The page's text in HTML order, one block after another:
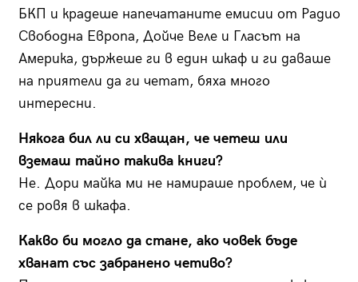
БКП и крадеше напечатаните емисии от Радио
Свободна Европа, Дойче Веле и Гласът на
Америка, държеше ги в един шкаф и ги даваше
на приятели да ги четат, бяха много
интересни.
Някога бил ли си хващан, че четеш или
вземаш тайно такива книги?
Не. Дори майка ми не намираше проблем, че ѝ
се ровя в шкафа.
Какво би могло да стане, ако човек бъде
хванат със забранено четиво?